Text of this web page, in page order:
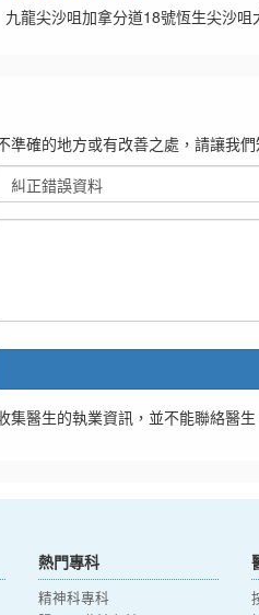
九龍尖沙咀加拿分道18號恆生尖沙
準確的地方或有改善之處，請讓我們
集醫生的執業資訊，並不能聯絡醫
熱門專科
精神科專科